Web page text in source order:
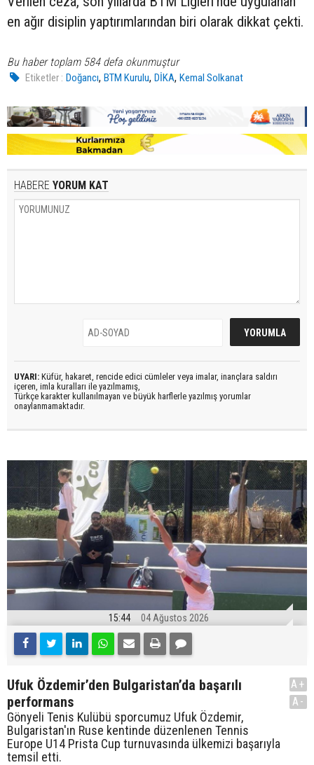
en ağır disiplin yaptırımlarından biri olarak dikkat çekti.
Bu haber toplam 584 defa okunmuştur
Etiketler : Doğancı,BTM Kurulu,DİKA,Kemal Solkanat
HABERE YORUM KAT
UYARI: Küfür, hakaret, rencide edici cümleler veya imalar, inançlara saldırı
içeren, imla kuralları ile yazılmamış,
Türkçe karakter kullanılmayan ve büyük harflerle yazılmış yorumlar
onaylanmamaktadır.
15:44 04 Ağustos 2026
Ufuk Özdemir’den Bulgaristan’da başarılı
performans
Gönyeli Tenis Kulübü sporcumuz Ufuk Özdemir,
Bulgaristan'ın Ruse kentinde düzenlenen Tennis
Europe U14 Prista Cup turnuvasında ülkemizi başarıyla
temsil etti.
A+
A-